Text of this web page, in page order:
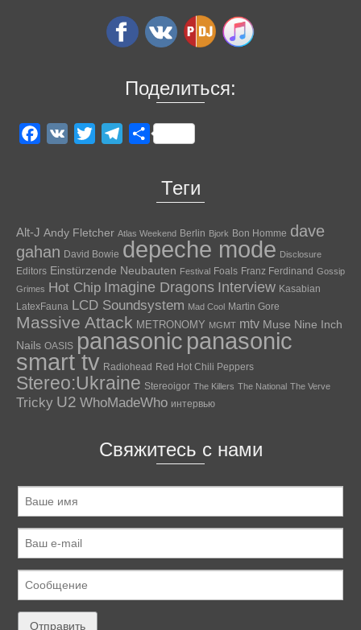
Поделиться:
Facebook
VK Twitter TelegramОтправить
Теги
Alt-J Andy Fletcher Atlas Weekend Berlin Bjork Bon Homme dave
gahan David Bowie depeche mode Disclosure
Editors Einstürzende Neubauten Festival Foals Franz Ferdinand Gossip
Grimes Hot Chip Imagine Dragons Interview Kasabian
LatexFauna LCD Soundsystem Mad Cool Martin Gore
Massive Attack METRONOMY MGMT mtv Muse Nine Inch
Nails OASIS panasonic panasonic
smart tv Radiohead Red Hot Chili Peppers
Stereo:Ukraine Stereoigor The Killers The National The Verve
Tricky U2 WhoMadeWho интервью
Свяжитесь с нами